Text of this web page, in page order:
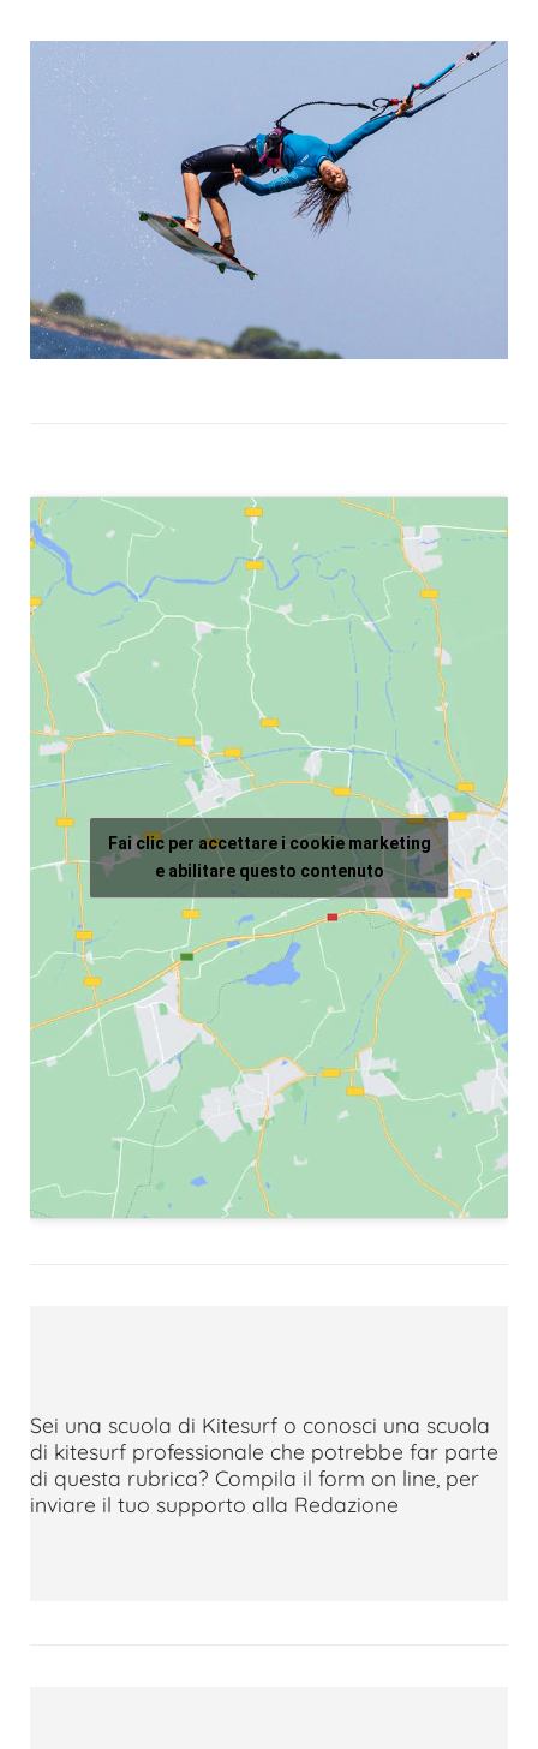
Fai clic per accettare i cookie marketing
e abilitare questo contenuto
Sei una scuola di Kitesurf o conosci una scuola
di kitesurf professionale che potrebbe far parte
di questa rubrica? Compila il form on line, per
inviare il tuo supporto alla Redazione